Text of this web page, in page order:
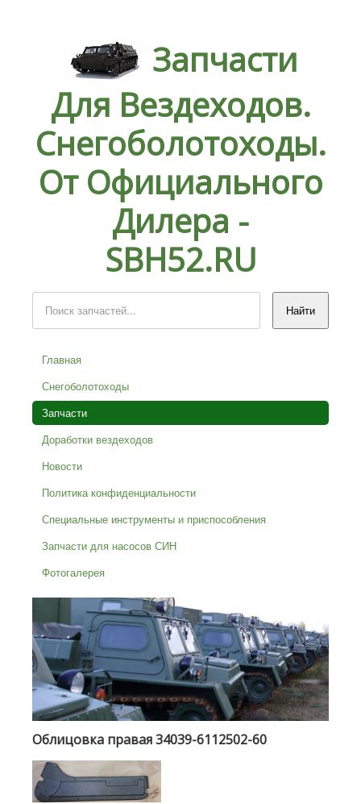
Запчасти
Для Вездеходов.
Снегоболотоходы.
От Официального
Дилера -
SBH52.RU
Главная
Снегоболотоходы
Запчасти
Доработки вездеходов
Новости
Политика конфиденциальности
Специальные инструменты и приспособления
Запчасти для насосов СИН
Фотогалерея
Облицовка правая 34039-6112502-60